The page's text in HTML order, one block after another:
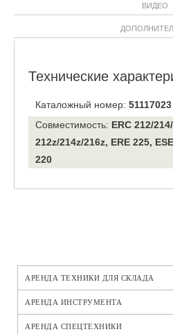
ВИДЕО
Технические
Каталожный номер: 51117023
Совместимость: ERC 212/
212z/214z/216z, ERE 225,
220
АРЕНДА ТЕХНИКИ ДЛЯ СКЛАДА
АРЕНДА ИНСТРУМЕНТА
АРЕНДА СПЕЦТЕХНИКИ